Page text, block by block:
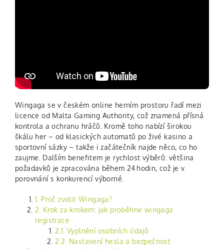
Wingaga se v českém online herním prostoru řadí mezi
licence od Malta Gaming Authority, což znamená přísná
kontrola a ochranu hráčů. Kromě toho nabízí širokou
škálu her – od klasických automatů po živé kasino a
sportovní sázky – takže i začátečník najde něco, co ho
zaujme. Dalším benefitem je rychlost výběrů: většina
požadavků je zpracována během 24 hodin, což je v
porovnání s konkurencí výborné.
1. Proč zvolit Wingaga?
2. Krok za krokem: jak proběhne wingaga
registrace
2.1. Vyplnění osobních údajů
2.2. Nastavení hesla a bezpečnost